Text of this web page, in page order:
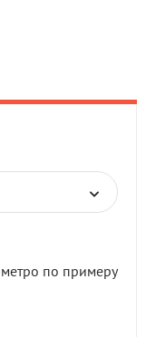
метро по примеру